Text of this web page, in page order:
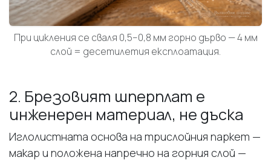
При цикления се сваля 0,5–0,8 мм горно дърво — 4 мм
слой = десетилетия експлоатация.
2. Брезовият шперплат е
инженерен материал, не дъска
Иглолистната основа на трислойния паркет —
макар и положена напречно на горния слой —